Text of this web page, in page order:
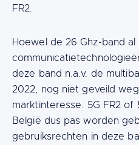
FR2.
Hoewel de 26 Ghz-band
deze band n.a.v. de
2022, nog niet geveild
marktinteresse. 5G FR2 of
België dus pas worden
gebruiksrechten in deze